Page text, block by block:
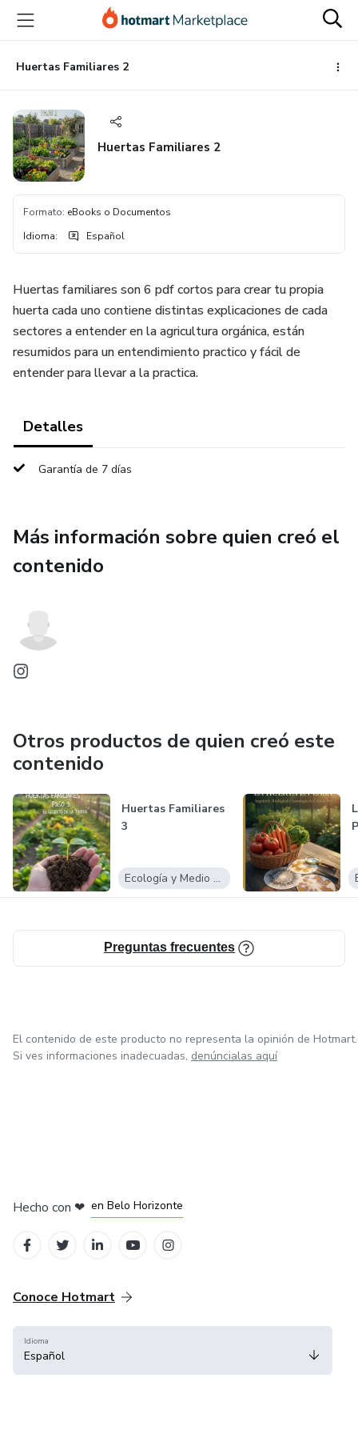
principal
página
de
página
Huertas Familiares 2
Huertas Familiares 2
Formato: eBooks o Documentos
Idioma: Español
Huertas familiares son 6 pdf cortos para crear tu propia
huerta cada uno contiene distintas explicaciones de cada
sectores a entender en la agricultura orgánica, están
resumidos para un entendimiento practico y fácil de
entender para llevar a la practica.
Detalles
Garantía de 7 días
Más información sobre quien creó el
contenido
Otros productos de quien creó este
contenido
Huertas Familiares
3
Ecología y Medio Ambiente
Preguntas frecuentes
El contenido de este producto no representa la opinión de Hotmart.
Si ves informaciones inadecuadas, denúncialas aquí
Hecho con ❤ en Belo Horizonte
Conoce Hotmart
Idioma
Español